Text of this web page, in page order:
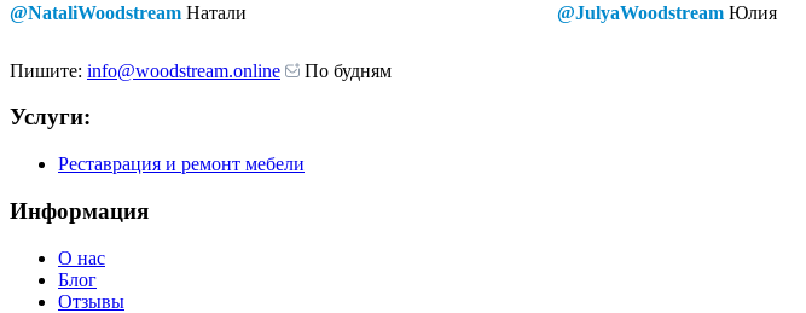
@NataliWoodstream Натали @JulyaWoodstream Юлия
Пишите: info@woodstream.online По будням
Услуги:
Реставрация и ремонт мебели
Информация
О нас
Блог
Отзывы